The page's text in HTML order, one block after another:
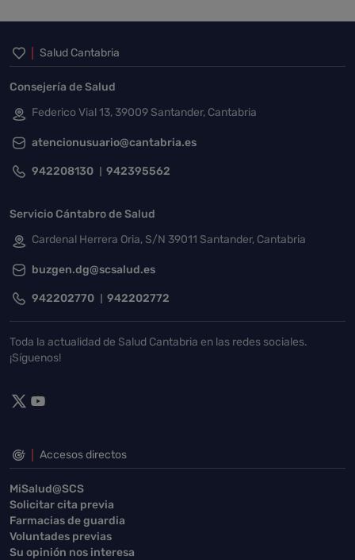
Inicio del pie de página
Salud Cantabria
Consejería de Salud
Federico Vial 13, 39009 Santander, Cantabria
atencionusuario@cantabria.es
942208130 942395562
Servicio Cántabro de Salud
Cardenal Herrera Oria, S/N 39011 Santander, Cantabria
buzgen.dg@scsalud.es
942202770 942202772
Toda la actualidad de Salud Cantabria en las redes sociales.
¡Síguenos!
Accesos directos
MiSalud@SCS
Solicitar cita previa
Farmacias de guardia
Voluntades previas
Su opinión nos interesa